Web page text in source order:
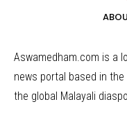
Aswamedham.com is a
news portal based in
the global Malayali